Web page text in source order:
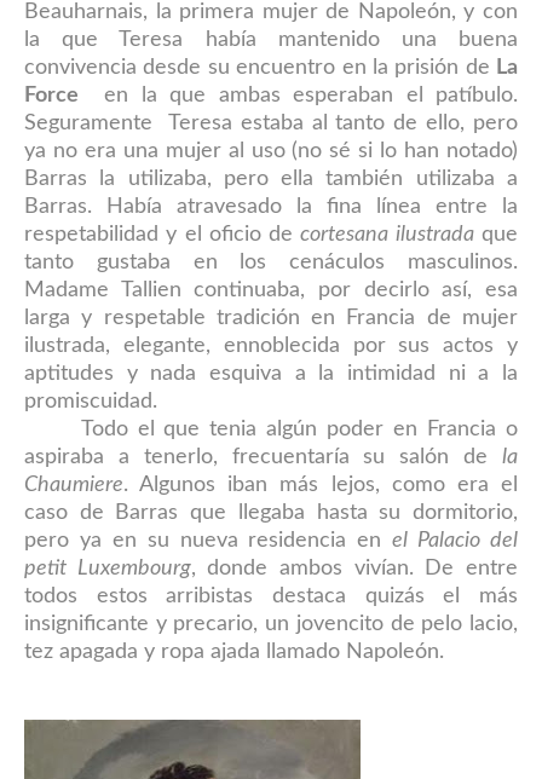
Beauharnais, la primera mujer de Napoleón, y con
la que Teresa había mantenido una buena
convivencia desde su encuentro en la prisión de La
Force en la que ambas esperaban el patíbulo.
Seguramente Teresa estaba al tanto de ello, pero
ya no era una mujer al uso (no sé si lo han notado)
Barras la utilizaba, pero ella también utilizaba a
Barras. Había atravesado la fina línea entre la
respetabilidad y el oficio decortesana ilustradaque
tanto gustaba en los cenáculos masculinos.
Madame Tallien continuaba, por decirlo así, esa
larga y respetable tradición en Francia de mujer
ilustrada, elegante, ennoblecida por sus actos y
aptitudes y nada esquiva a la intimidad ni a la
promiscuidad.
Todo el que tenia algún poder en Francia o
aspiraba a tenerlo, frecuentaría su salón de la
Chaumiere. Algunos iban más lejos, como era el
caso de Barras que llegaba hasta su dormitorio,
pero ya en su nueva residencia enel Palacio del
petit Luxembourg, donde ambos vivían. De entre
todos estos arribistas destaca quizás el más
insignificante y precario, un jovencito de pelo lacio,
tez apagada y ropa ajada llamado Napoleón.